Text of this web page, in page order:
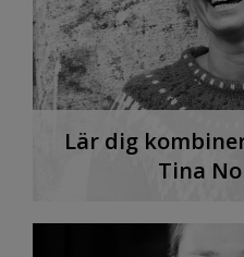
Lär dig
Tina